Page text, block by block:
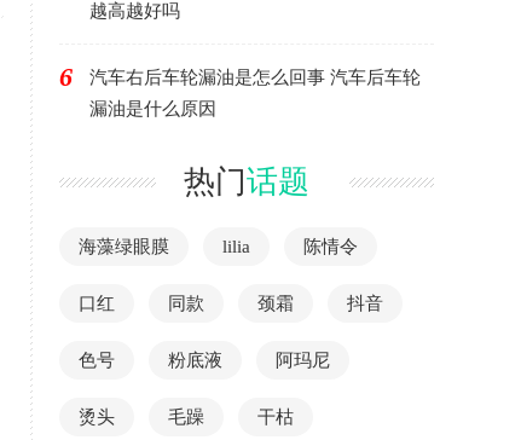
越高越好吗
6
汽车右后车轮漏油是怎么回事 汽车后车轮
漏油是什么原因
热门话题
海藻绿眼膜 lilia 陈情令
口红 同款 颈霜 抖音
色号 粉底液 阿玛尼
烫头 毛躁 干枯